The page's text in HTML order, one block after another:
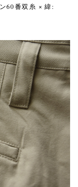
60番双糸 × 緯: